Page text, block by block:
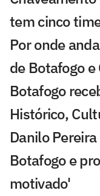
tem cinco
Por onde
de Botafogo e
Botafogo
Histórico,
Danilo
Botafogo e
motivado'